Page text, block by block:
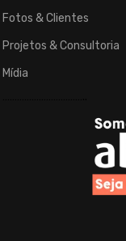
Fotos & Clientes
Projetos & Consultoria
Mídia